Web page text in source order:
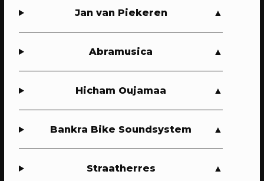
10/07/2023- 19/08/2023 PROGRAMMA
Stadscamping RAUM
Dromen doe je hier, slapen doe je
thuis
Jan van Piekeren
Abramusica
Hicham Oujamaa
Bankra Bike Soundsystem
Straatherres